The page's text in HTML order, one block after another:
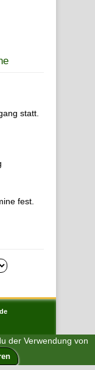
statt.
fest.
der Verwendung von